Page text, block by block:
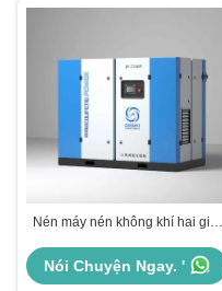
Nén máy nén không khí hai giai
55kw thuốc máy nén không khí
hai giai đoạn
Nói Chuyện Ngay. '